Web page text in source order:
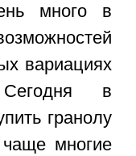
много в
вариациях
в
гранолу
многие